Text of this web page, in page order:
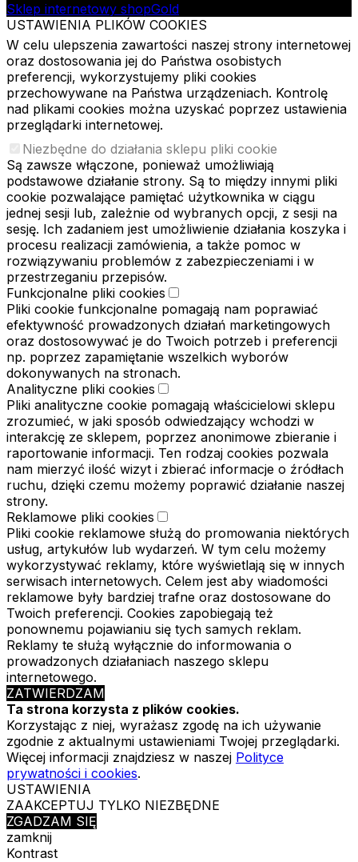
Sklep internetowy shopGold
USTAWIENIA PLIKÓW COOKIES
W celu ulepszenia zawartości naszej strony internetowej
oraz dostosowania jej do Państwa osobistych
preferencji, wykorzystujemy pliki cookies
przechowywane na Państwa urządzeniach. Kontrolę
nad plikami cookies można uzyskać poprzez ustawienia
przeglądarki internetowej.
Niezbędne do działania sklepu pliki cookie
Są zawsze włączone, ponieważ umożliwiają
podstawowe działanie strony. Są to między innymi pliki
cookie pozwalające pamiętać użytkownika w ciągu
jednej sesji lub, zależnie od wybranych opcji, z sesji na
sesję. Ich zadaniem jest umożliwienie działania koszyka i
procesu realizacji zamówienia, a także pomoc w
rozwiązywaniu problemów z zabezpieczeniami i w
przestrzeganiu przepisów.
Funkcjonalne pliki cookies
Pliki cookie funkcjonalne pomagają nam poprawiać
efektywność prowadzonych działań marketingowych
oraz dostosowywać je do Twoich potrzeb i preferencji
np. poprzez zapamiętanie wszelkich wyborów
dokonywanych na stronach.
Analityczne pliki cookies
Pliki analityczne cookie pomagają właścicielowi sklepu
zrozumieć, w jaki sposób odwiedzający wchodzi w
interakcję ze sklepem, poprzez anonimowe zbieranie i
raportowanie informacji. Ten rodzaj cookies pozwala
nam mierzyć ilość wizyt i zbierać informacje o źródłach
ruchu, dzięki czemu możemy poprawić działanie naszej
strony.
Reklamowe pliki cookies
Pliki cookie reklamowe służą do promowania niektórych
usług, artykułów lub wydarzeń. W tym celu możemy
wykorzystywać reklamy, które wyświetlają się w innych
serwisach internetowych. Celem jest aby wiadomości
reklamowe były bardziej trafne oraz dostosowane do
Twoich preferencji. Cookies zapobiegają też
ponownemu pojawianiu się tych samych reklam.
Reklamy te służą wyłącznie do informowania o
prowadzonych działaniach naszego sklepu
internetowego.
ZATWIERDZAM
Ta strona korzysta z plików cookies.
Korzystając z niej, wyrażasz zgodę na ich używanie
zgodnie z aktualnymi ustawieniami Twojej przeglądarki.
Więcej informacji znajdziesz w naszej Polityce
prywatności i cookies.
USTAWIENIA
ZAAKCEPTUJ TYLKO NIEZBĘDNE
ZGADZAM SIĘ
zamknij
Kontrast